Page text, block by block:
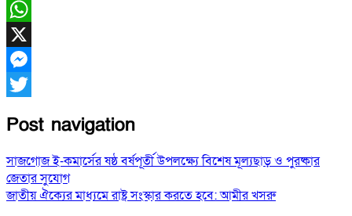
Facebook
WhatsApp
X
Messenger
Post navigation
সাজগোজ ই-কমার্সের ষষ্ঠ বর্ষপূর্তী উপলক্ষ্যে বিশেষ মূল্যছাড় ও পুরষ্কার
জেতার সুযোগ
জাতীয় ঐক্যের মাধ্যমে রাষ্ট্র সংস্কার করতে হবে: আমীর খসরু